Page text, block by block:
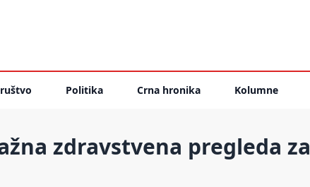
Politika Crna hronika Kolumne
zdravstvena pregleda za